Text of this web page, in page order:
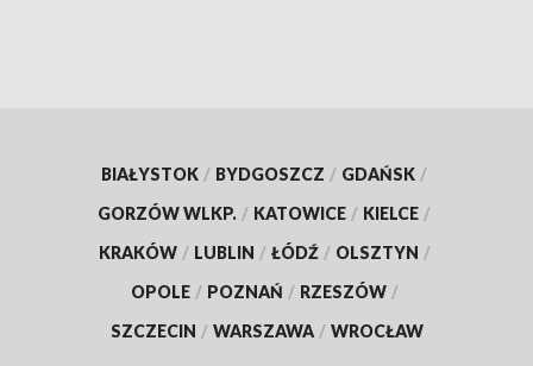
BIAŁYSTOK / BYDGOSZCZ / GDAŃSK /
GORZÓW WLKP. / KATOWICE / KIELCE /
KRAKÓW / LUBLIN / ŁÓDŹ / OLSZTYN /
OPOLE / POZNAŃ / RZESZÓW /
SZCZECIN / WARSZAWA / WROCŁAW